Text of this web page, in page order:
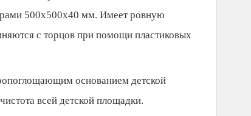
500х500х40 мм. Имеет ровную
с торцов при помощи пластиковых
основанием детской
всей детской площадки.